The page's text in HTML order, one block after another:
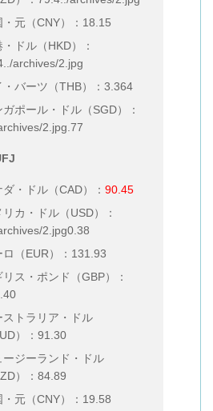
・元（CNY）：18.15
ドル（HKD）：
archives/2.jpg
・バーツ（THB）：3.364
ガポール・ドル（SGD）：
2.jpg.77
ダ・ドル（CAD）： 90.45
リカ・ドル（USD）：
2.jpg0.38
ロ（EUR）：131.93
リス・ポンド（GBP）：
ストラリア・ドル
）：91.30
ージーランド・ドル
）：84.89
・元（CNY）：19.58